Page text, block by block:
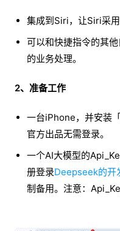
集成到Siri，让Siri采用
可以和快捷指令的其
的业务处理。
2、准备工作
一台iPhone，并安装
官方出品无需登录。
一个AI大模型的
册登录Deepseek的开
制备用。注意：